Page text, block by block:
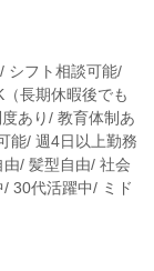
シフト相談可能/
長期休暇後でも
あり/ 教育体制あ
能/ 週4日以上勤務
/ 髪型自由/ 社会
30代活躍中/ ミド